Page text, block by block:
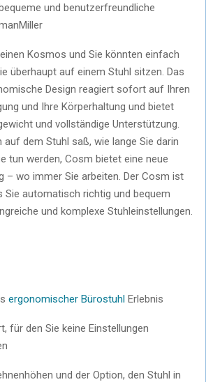
und benutzerfreundliche
Kosmos und Sie könnten einfach
überhaupt auf einem Stuhl sitzen. Das
Design reagiert sofort auf Ihren
und Ihre Körperhaltung und bietet
und vollständige Unterstützung.
auf dem Stuhl saß, wie lange Sie darin
tun werden, Cosm bietet eine neue
– wo immer Sie arbeiten. Der Cosm ist
Sie automatisch richtig und bequem
und komplexe Stuhleinstellungen.
ergonomischer Bürostuhl Erlebnis
für den Sie keine Einstellungen
und der Option, den Stuhl in